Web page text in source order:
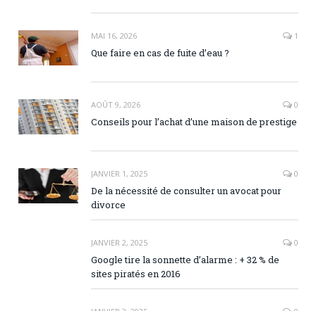
MAI 16, 2026 1
Que faire en cas de fuite d’eau ?
AOÛT 9, 2026 0
Conseils pour l’achat d’une maison de prestige
JANVIER 1, 2025 0
De la nécessité de consulter un avocat pour
divorce
JANVIER 2, 2025 0
Google tire la sonnette d’alarme : + 32 % de
sites piratés en 2016